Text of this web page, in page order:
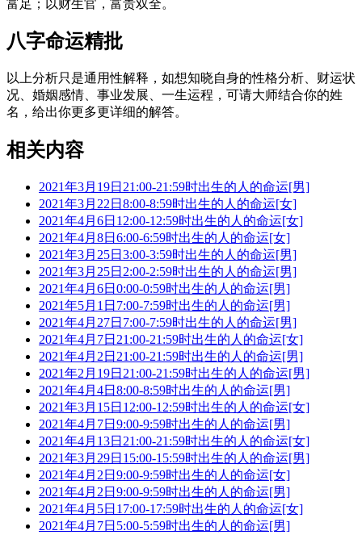
富足；以财生官，富贵双全。
八字命运精批
以上分析只是通用性解释，如想知晓自身的性格分析、财运状
况、婚姻感情、事业发展、一生运程，可请大师结合你的姓
名，给出你更多更详细的解答。
相关内容
2021年3月19日21:00-21:59时出生的人的命运[男]
2021年3月22日8:00-8:59时出生的人的命运[女]
2021年4月6日12:00-12:59时出生的人的命运[女]
2021年4月8日6:00-6:59时出生的人的命运[女]
2021年3月25日3:00-3:59时出生的人的命运[男]
2021年3月25日2:00-2:59时出生的人的命运[男]
2021年4月6日0:00-0:59时出生的人的命运[男]
2021年5月1日7:00-7:59时出生的人的命运[男]
2021年4月27日7:00-7:59时出生的人的命运[男]
2021年4月7日21:00-21:59时出生的人的命运[女]
2021年4月2日21:00-21:59时出生的人的命运[男]
2021年2月19日21:00-21:59时出生的人的命运[男]
2021年4月4日8:00-8:59时出生的人的命运[男]
2021年3月15日12:00-12:59时出生的人的命运[女]
2021年4月7日9:00-9:59时出生的人的命运[男]
2021年4月13日21:00-21:59时出生的人的命运[女]
2021年3月29日15:00-15:59时出生的人的命运[男]
2021年4月2日9:00-9:59时出生的人的命运[女]
2021年4月2日9:00-9:59时出生的人的命运[男]
2021年4月5日17:00-17:59时出生的人的命运[女]
2021年4月7日5:00-5:59时出生的人的命运[男]